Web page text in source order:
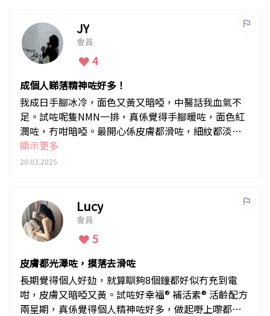
不會再覺得疲倦，充滿活力。
JY
會員
4
成個人睇落精神咗好多！
我成日手腳冰冷，面色又黃又暗啞，中醫話我血氣不
足。試咗呢隻NMN一排，真係覺得手腳暖咗，面色紅
潤咗，冇咁暗啞。最開心係皮膚都滑咗，細紋都淡咗
啲，成個人睇落精神咗好多！
顯示更多
20.03.2025
Lucy
會員
5
皮膚都光澤咗，摸落去滑咗
長期覺得個人好攰，就算瞓夠8個鐘都好似冇充到電
咁，皮膚又暗啞又黃。試咗好幸福® 補活素® 活齡配方
兩星期，真係覺得個人精神咗好多，做起嘢上嚟都冇